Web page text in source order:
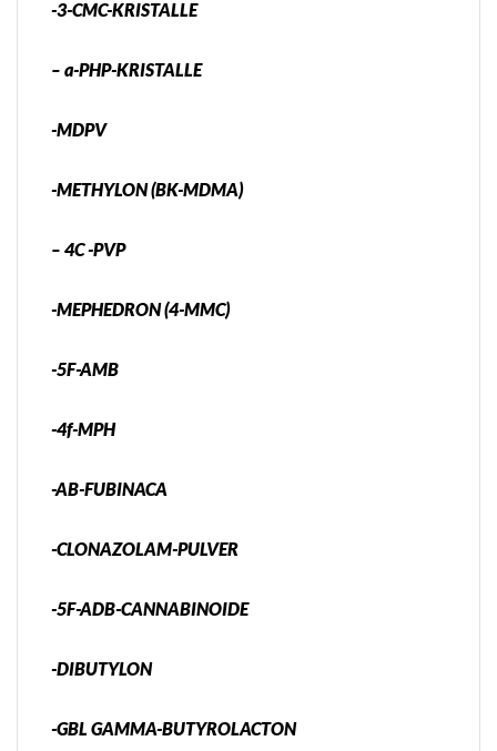
-3-CMC-KRISTALLE
– a-PHP-KRISTALLE
-MDPV
-METHYLON (BK-MDMA)
– 4C -PVP
-MEPHEDRON (4-MMC)
-5F-AMB
-4f-MPH
-AB-FUBINACA
-CLONAZOLAM-PULVER
-5F-ADB-CANNABINOIDE
-DIBUTYLON
-GBL GAMMA-BUTYROLACTON